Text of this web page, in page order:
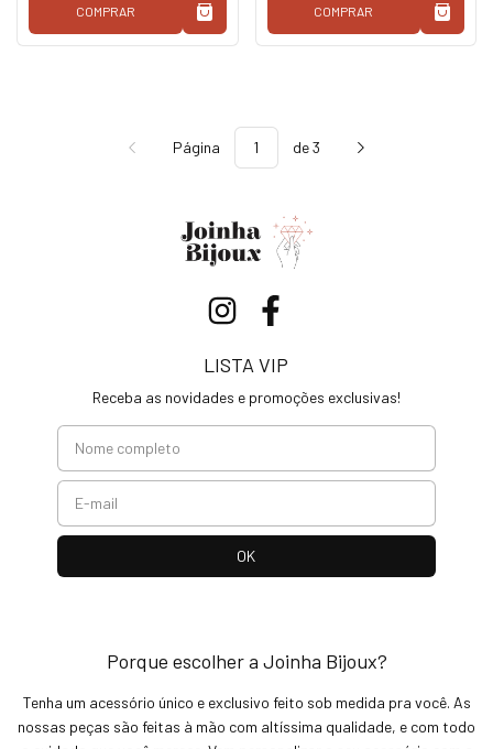
COMPRAR COMPRAR
Página de 3
LISTA VIP
Receba as novidades e promoções exclusivas!
Porque escolher a Joinha Bijoux?
Tenha um acessório único e exclusivo feito sob medida pra você. As
nossas peças são feitas à mão com altíssima qualidade, e com todo